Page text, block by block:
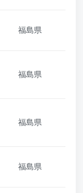
福島県
福島県
福島県
福島県